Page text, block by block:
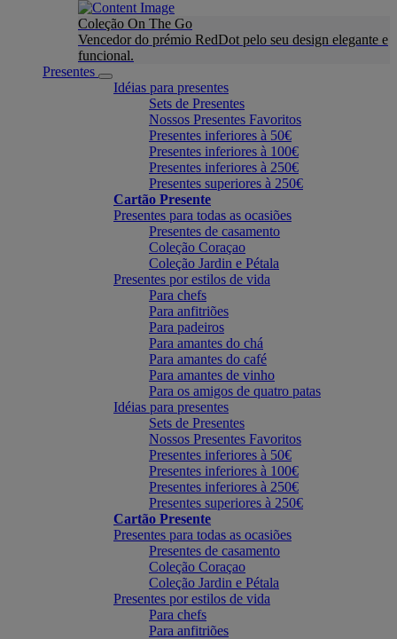
Coleção On The Go
Vencedor do prémio RedDot pelo seu design elegante e
funcional.
Presentes
Idéias para presentes
Sets de Presentes
Nossos Presentes Favoritos
Presentes inferiores à 50€
Presentes inferiores à 100€
Presentes inferiores à 250€
Presentes superiores à 250€
Cartão Presente
Presentes para todas as ocasiões
Presentes de casamento
Coleção Coraçao
Coleção Jardin e Pétala
Presentes por estilos de vida
Para chefs
Para anfitriões
Para padeiros
Para amantes do chá
Para amantes do café
Para amantes de vinho
Para os amigos de quatro patas
Idéias para presentes
Sets de Presentes
Nossos Presentes Favoritos
Presentes inferiores à 50€
Presentes inferiores à 100€
Presentes inferiores à 250€
Presentes superiores à 250€
Cartão Presente
Presentes para todas as ocasiões
Presentes de casamento
Coleção Coraçao
Coleção Jardin e Pétala
Presentes por estilos de vida
Para chefs
Para anfitriões